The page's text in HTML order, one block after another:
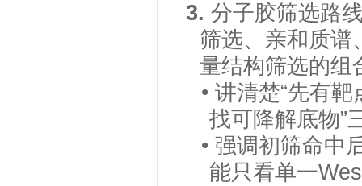
3.分子胶筛选路
筛选、亲和质谱
量结构筛选的组
• 讲清楚“先有
找可降解底物”
• 强调初筛命中
能只看单一